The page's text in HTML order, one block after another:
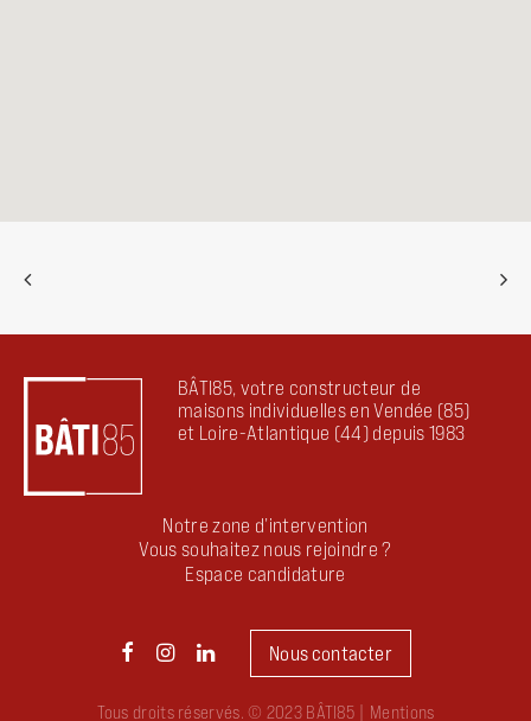
BÂTI85, votre constructeur de
maisons individuelles en Vendée (85)
et Loire-Atlantique (44) depuis 1983
Notre zone d’intervention
Vous souhaitez nous rejoindre ?
Espace candidature
Nous contacter
Tous droits réservés. © 2023 BÂTI85 | Mentions